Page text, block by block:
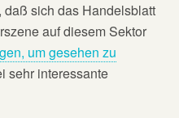
sich das Handelsblatt
auf diesem Sektor
um gesehen zu
sehr interessante